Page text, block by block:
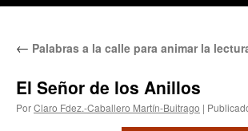
← Palabras a la calle para animar la
El Señor de los Anillos
PorClaro Fdez.-Caballero Martín-Buitrago |